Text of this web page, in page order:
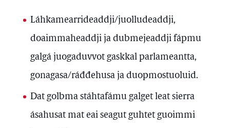
Láhkamearrideaddji/juolludeaddji,
doaimmaheaddji ja dubmejeaddji fápmu
galgá juogaduvvot gaskkal parlameantta,
gonagasa/ráđđehusa ja duopmostuoluid.
Dat golbma stáhtafámu galget leat sierra
ásahusat mat eai seagut guhtet guoimmi